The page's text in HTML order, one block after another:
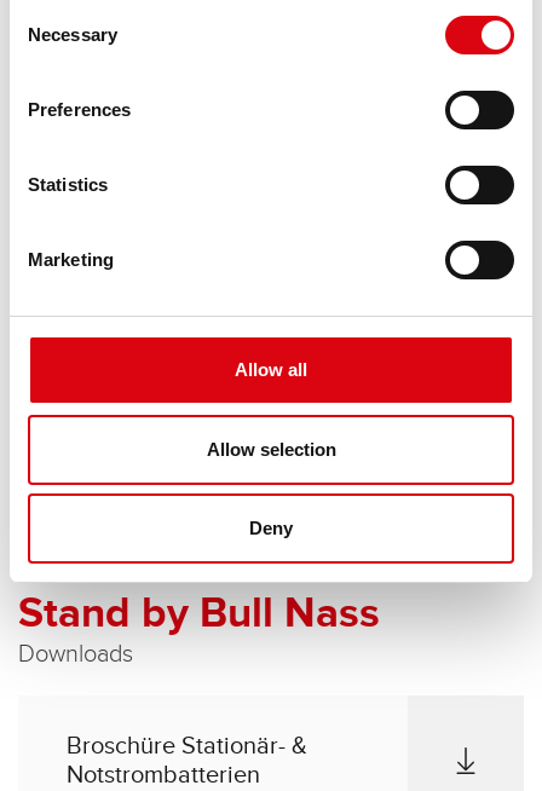
Selection
Necessary
Preferences
Statistics
Marketing
Allow all
Allow selection
Deny
stark variieren. Die Stand by Bull Nass in der
OPzS-Baureihe ist
und
Hochstromanwendungen als auch für längere
... und viele weitere Anwendungen.
Stand by Bull Nass
Downloads
Broschüre Stationär- &
Notstrombatterien